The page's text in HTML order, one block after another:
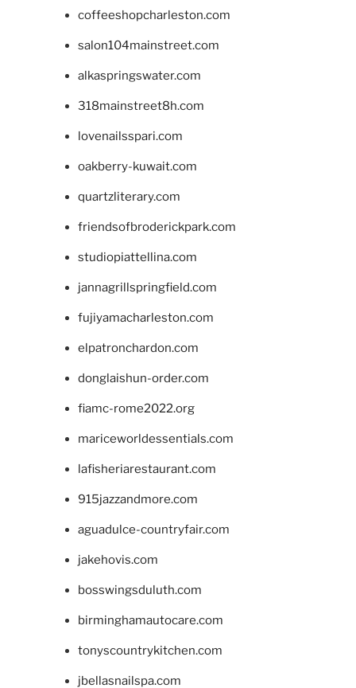
coffeeshopcharleston.com
salon104mainstreet.com
alkaspringswater.com
318mainstreet8h.com
lovenailsspari.com
oakberry-kuwait.com
quartzliterary.com
friendsofbroderickpark.com
studiopiattellina.com
jannagrillspringfield.com
fujiyamacharleston.com
elpatronchardon.com
donglaishun-order.com
fiamc-rome2022.org
mariceworldessentials.com
lafisheriarestaurant.com
915jazzandmore.com
aguadulce-countryfair.com
jakehovis.com
bosswingsduluth.com
birminghamautocare.com
tonyscountrykitchen.com
jbellasnailspa.com